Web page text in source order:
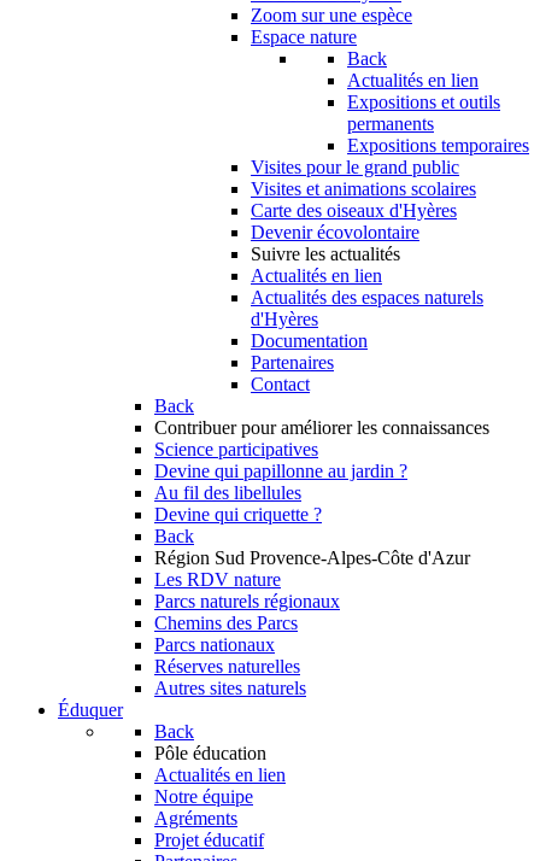
Zoom sur une espèce
Espace nature
Back
Actualités en lien
Expositions et outils
permanents
Expositions temporaires
Visites pour le grand public
Visites et animations scolaires
Carte des oiseaux d'Hyères
Devenir écovolontaire
Suivre les actualités
Actualités en lien
Actualités des espaces naturels
d'Hyères
Documentation
Partenaires
Contact
Back
Contribuer pour améliorer les connaissances
Science participatives
Devine qui papillonne au jardin ?
Au fil des libellules
Devine qui criquette ?
Back
Région Sud Provence-Alpes-Côte d'Azur
Les RDV nature
Parcs naturels régionaux
Chemins des Parcs
Parcs nationaux
Réserves naturelles
Autres sites naturels
Éduquer
Back
Pôle éducation
Actualités en lien
Notre équipe
Agréments
Projet éducatif